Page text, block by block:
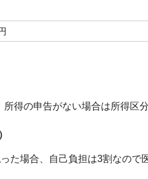
得の申告がない場合は所得区
た場合、自己負担は3割なので